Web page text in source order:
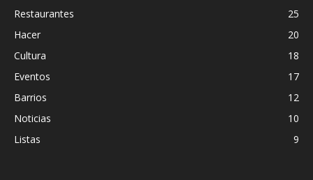
Restaurantes
25
Hacer
20
Cultura
18
Eventos
17
Barrios
12
Noticias
10
Listas
9